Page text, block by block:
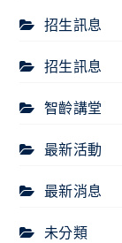
招生訊息
招生訊息
智齡講堂
最新活動
最新消息
未分類